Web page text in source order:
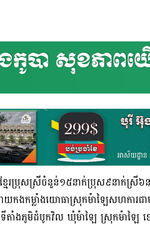
មែរប្រុសស្រីចំនួន់១៥នាក់ប្រុស៩នាក់ស្
យកងកម្លាំងយោធាស្រុកម៉ាឡៃសហការជ
ាំងភូមិដំបូកវិល ឃុំម៉ាឡៃ ស្រុកម៉ាឡៃ ខ